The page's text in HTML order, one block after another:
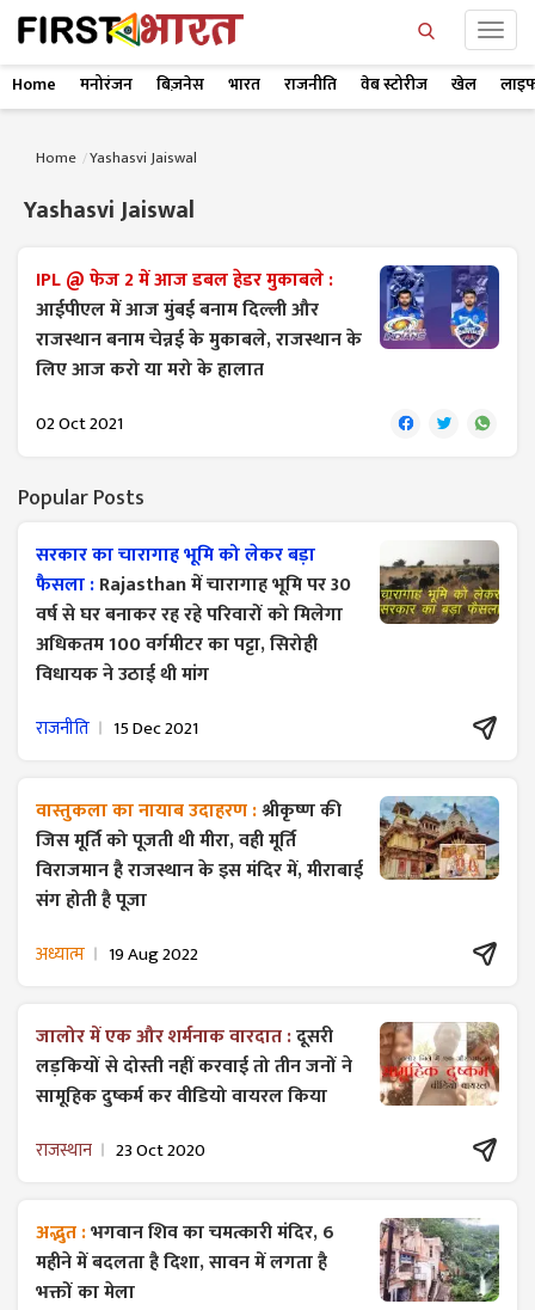
Home मनोरंजन बिज़नेस भारत राजनीति वेब स्टोरीज खेल
Home Yashasvi Jaiswal
Yashasvi Jaiswal
IPL @ फेज 2 में आज डबल हेडर मुकाबले :
आईपीएल में आज मुंबई बनाम दिल्ली और
राजस्थान बनाम चेन्नई के मुकाबले, राजस्थान के
लिए आज करो या मरो के हालात
02 Oct 2021
Popular Posts
सरकार का चारागाह भूमि को लेकर बड़ा
फैसला :Rajasthan में चारागाह भूमि पर 30
वर्ष से घर बनाकर रह रहे परिवारों को मिलेगा
अधिकतम 100 वर्गमीटर का पट्टा, सिरोही
विधायक ने उठाई थी मांग
राजनीति 15 Dec 2021
वास्तुकला का नायाब उदाहरण :श्रीकृष्ण की
जिस मूर्ति को पूजती थी मीरा, वही मूर्ति
विराजमान है राजस्थान के इस मंदिर में, मीराबाई
संग होती है पूजा
अध्यात्म 19 Aug 2022
जालोर में एक और शर्मनाक वारदात :दूसरी
लड़कियों से दोस्ती नहीं करवाई तो तीन जनों ने
सामूहिक दुष्कर्म कर वीडियो वायरल किया
राजस्थान 23 Oct 2020
अद्भुत :भगवान शिव का चमत्कारी मंदिर, 6
महीने में बदलता है दिशा, सावन में लगता है
भक्तों का मेला